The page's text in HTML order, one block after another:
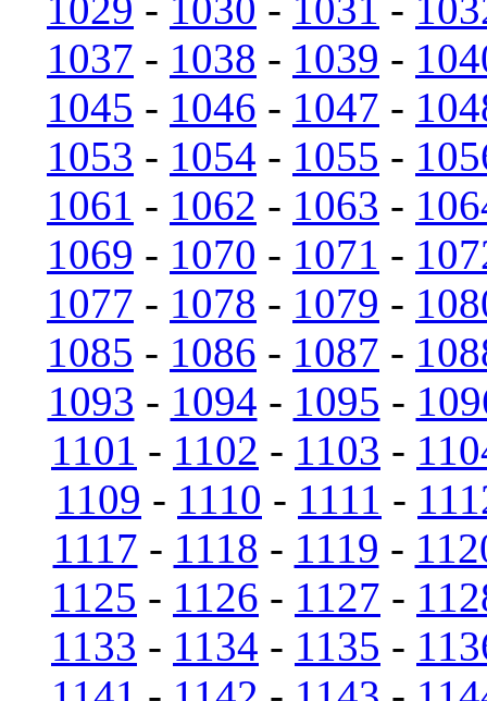
1037 - 1038 - 1039 -
1045 - 1046 - 1047 -
1053 - 1054 - 1055 -
1061 - 1062 - 1063 -
1069 - 1070 - 1071 -
1077 - 1078 - 1079 -
1085 - 1086 - 1087 -
1093 - 1094 - 1095 -
1101 - 1102 - 1103 -
1109 - 1110 - 1111 -
1117 - 1118 - 1119 -
1125 - 1126 - 1127 -
1133 - 1134 - 1135 -